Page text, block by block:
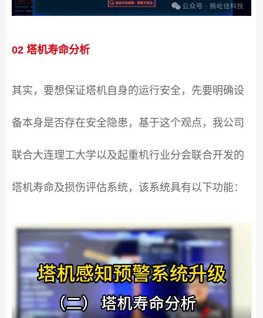
02 塔机寿命分析
其实，要想保证塔机自身的运行安全，先要明确设
备本身是否存在安全隐患，基于这个观点，我公司
联合大连理工大学以及起重机行业分会联合开发的
塔机寿命及损伤评估系统，该系统具有以下功能：